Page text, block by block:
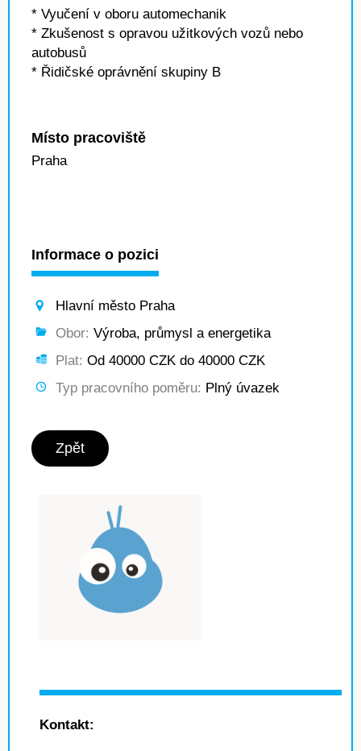
* Vyučení v oboru automechanik
* Zkušenost s opravou užitkových vozů nebo
autobusů
* Řidičské oprávnění skupiny B
Místo pracoviště
Praha
Informace o pozici
Hlavní město Praha
Obor: Výroba, průmysl a energetika
Plat: Od 40000 CZK do 40000 CZK
Typ pracovního poměru: Plný úvazek
Zpět
Kontakt: